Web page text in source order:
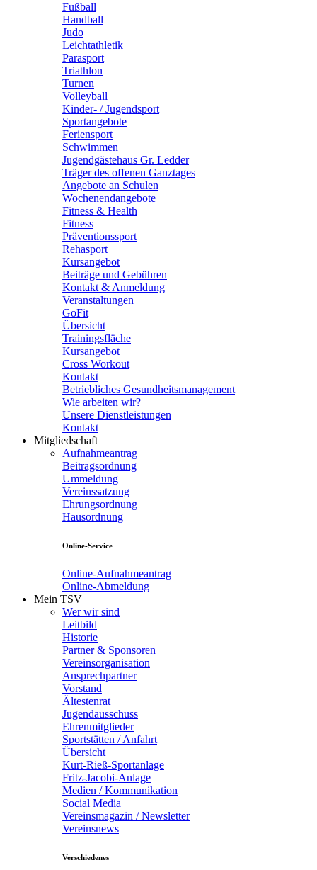
Fußball
Handball
Judo
Leichtathletik
Parasport
Triathlon
Turnen
Volleyball
Kinder- / Jugendsport
Sportangebote
Feriensport
Schwimmen
Jugendgästehaus Gr. Ledder
Träger des offenen Ganztages
Angebote an Schulen
Wochenendangebote
Fitness & Health
Fitness
Präventionssport
Rehasport
Kursangebot
Beiträge und Gebühren
Kontakt & Anmeldung
Veranstaltungen
GoFit
Übersicht
Trainingsfläche
Kursangebot
Cross Workout
Kontakt
Betriebliches Gesundheitsmanagement
Wie arbeiten wir?
Unsere Dienstleistungen
Kontakt
Mitgliedschaft
Aufnahmeantrag
Beitragsordnung
Ummeldung
Vereinssatzung
Ehrungsordnung
Hausordnung
Online-Service
Online-Aufnahmeantrag
Online-Abmeldung
Mein TSV
Wer wir sind
Leitbild
Historie
Partner & Sponsoren
Vereinsorganisation
Ansprechpartner
Vorstand
Ältestenrat
Jugendausschuss
Ehrenmitglieder
Sportstätten / Anfahrt
Übersicht
Kurt-Rieß-Sportanlage
Fritz-Jacobi-Anlage
Medien / Kommunikation
Social Media
Vereinsmagazin / Newsletter
Vereinsnews
Verschiedenes